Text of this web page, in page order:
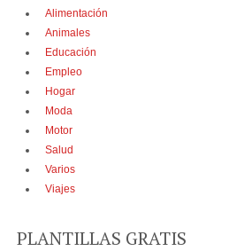
Alimentación
Animales
Educación
Empleo
Hogar
Moda
Motor
Salud
Varios
Viajes
PLANTILLAS GRATIS